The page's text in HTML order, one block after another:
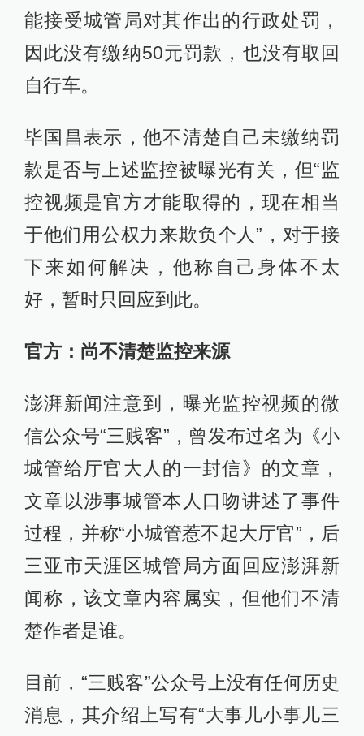
能接受城管局对其作出的行政处罚，
因此没有缴纳50元罚款，也没有取回
自行车。
毕国昌表示，他不清楚自己未缴纳罚
款是否与上述监控被曝光有关，但“监
控视频是官方才能取得的，现在相当
于他们用公权力来欺负个人”，对于接
下来如何解决，他称自己身体不太
好，暂时只回应到此。
官方：尚不清楚监控来源
澎湃新闻注意到，曝光监控视频的微
信公众号“三贱客”，曾发布过名为《小
城管给厅官大人的一封信》的文章，
文章以涉事城管本人口吻讲述了事件
过程，并称“小城管惹不起大厅官”，后
三亚市天涯区城管局方面回应澎湃新
闻称，该文章内容属实，但他们不清
楚作者是谁。
目前，“三贱客”公众号上没有任何历史
消息，其介绍上写有“大事儿小事儿三